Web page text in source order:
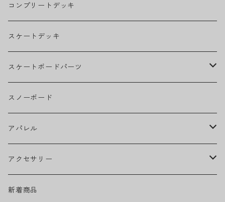
THE BEATLES
BILLIE EILISH
BOB MARLEY
CAMILA CABELLO
Ed Sheeran
EMINEM
GREEN DAY
コンプリートデッキ
スケートデッキ
スケートボードパーツ
グリップテープ
ウィール
ベアリング
トラック
スノーボード
アパレル
ヘッドウェア
キャップ
ネックウェア
アクセサリー
ハードグッズ
新着商品